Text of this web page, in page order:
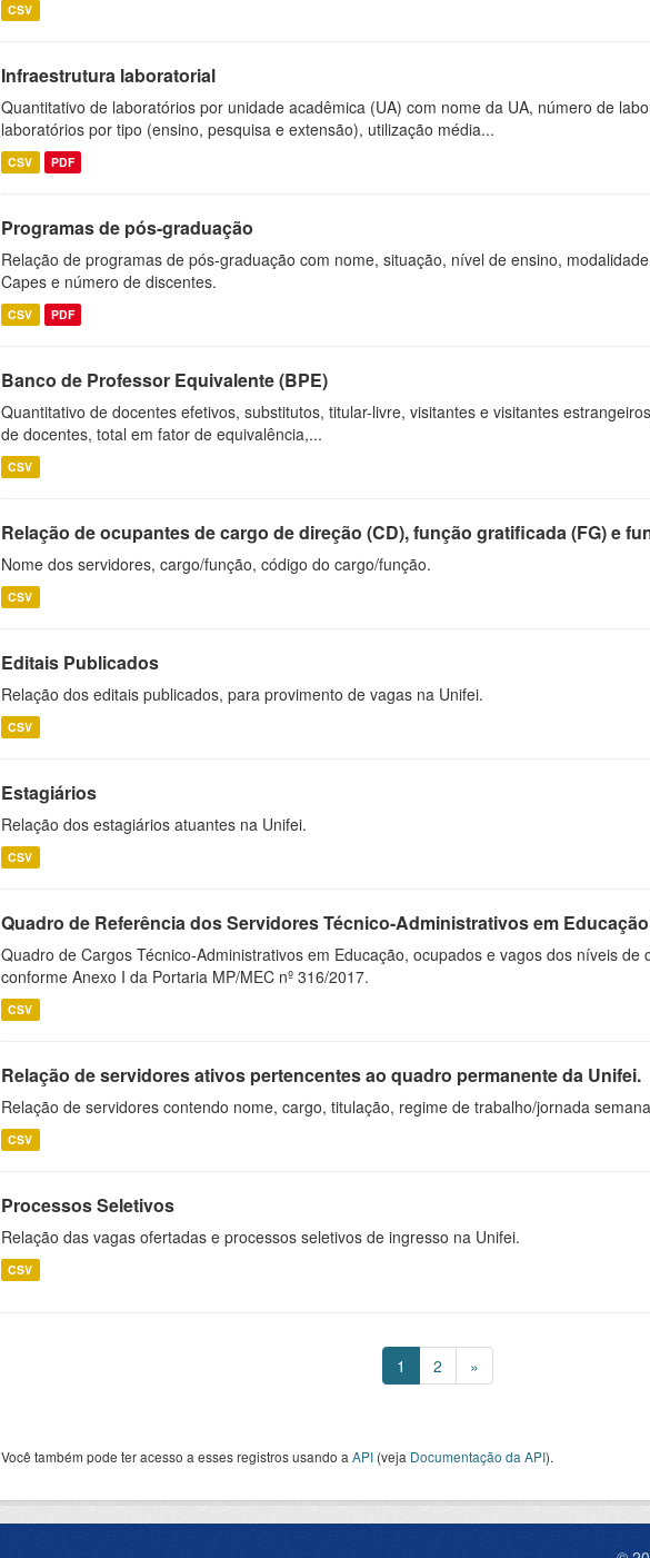
CSV
Infraestrutura laboratorial
Quantitativo de laboratórios por unidade acadêmica (UA) com nome da UA, número de
laboratórios por tipo (ensino, pesquisa e extensão), utilização média...
CSV PDF
Programas de pós-graduação
Relação de programas de pós-graduação com nome, situação, nível de ensino,
Capes e número de discentes.
CSV PDF
Banco de Professor Equivalente (BPE)
Quantitativo de docentes efetivos, substitutos, titular-livre, visitantes e visitantes
de docentes, total em fator de equivalência,...
CSV
Relação de ocupantes de cargo de direção (CD), função gratificada (FG) e
Nome dos servidores, cargo/função, código do cargo/função.
CSV
Editais Publicados
Relação dos editais publicados, para provimento de vagas na Unifei.
CSV
Estagiários
Relação dos estagiários atuantes na Unifei.
CSV
Quadro de Referência dos Servidores Técnico-Administrativos em Educação
Quadro de Cargos Técnico-Administrativos em Educação, ocupados e vagos dos níveis de
conforme Anexo I da Portaria MP/MEC nº 316/2017.
CSV
Relação de servidores ativos pertencentes ao quadro permanente da Unifei.
Relação de servidores contendo nome, cargo, titulação, regime de trabalho/jornada
CSV
Processos Seletivos
Relação das vagas ofertadas e processos seletivos de ingresso na Unifei.
CSV
1 2 »
Você também pode ter acesso a esses registros usando a API (veja Documentação da API).